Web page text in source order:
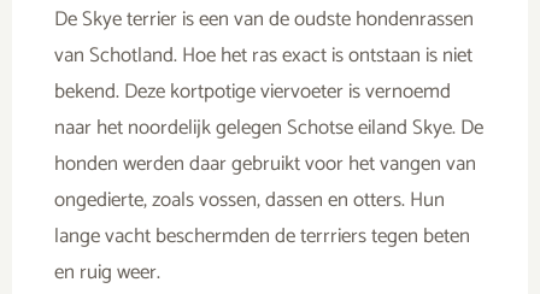
De Skye terrier is een van de oudste hondenrassen
van Schotland. Hoe het ras exact is ontstaan is niet
bekend. Deze kortpotige viervoeter is vernoemd
naar het noordelijk gelegen Schotse eiland Skye. De
honden werden daar gebruikt voor het vangen van
ongedierte, zoals vossen, dassen en otters. Hun
lange vacht beschermden de terrriers tegen beten
en ruig weer.